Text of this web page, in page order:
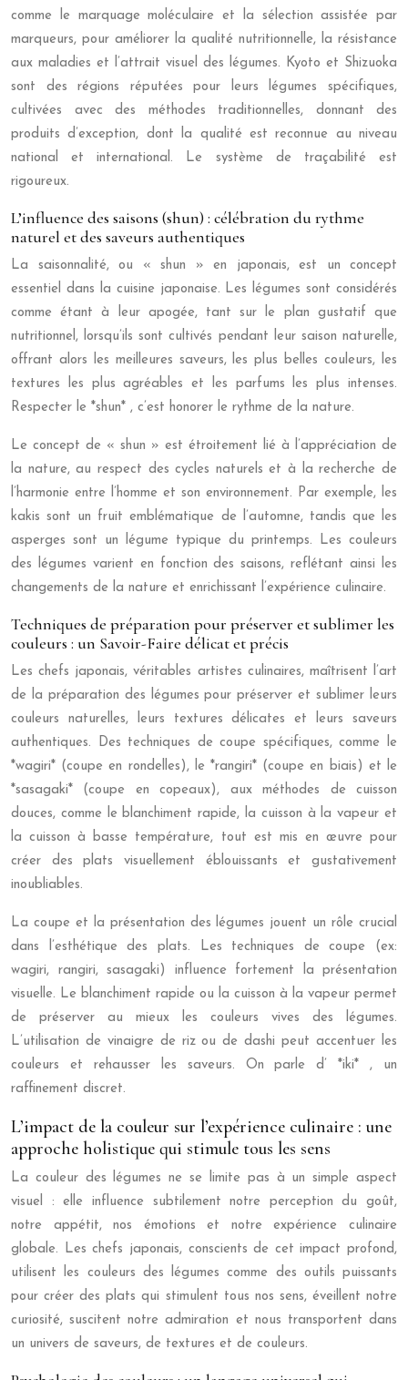
comme le marquage moléculaire et la sélection assistée par
marqueurs, pour améliorer la qualité nutritionnelle, la résistance
aux maladies et l’attrait visuel des légumes. Kyoto et Shizuoka
sont des régions réputées pour leurs légumes spécifiques,
cultivées avec des méthodes traditionnelles, donnant des
produits d’exception, dont la qualité est reconnue au niveau
national et international. Le système de traçabilité est
rigoureux.
L’influence des saisons (shun) : célébration du rythme
naturel et des saveurs authentiques
La saisonnalité, ou « shun » en japonais, est un concept
essentiel dans la cuisine japonaise. Les légumes sont considérés
comme étant à leur apogée, tant sur le plan gustatif que
nutritionnel, lorsqu’ils sont cultivés pendant leur saison naturelle,
offrant alors les meilleures saveurs, les plus belles couleurs, les
textures les plus agréables et les parfums les plus intenses.
Respecter le *shun* , c’est honorer le rythme de la nature.
Le concept de « shun » est étroitement lié à l’appréciation de
la nature, au respect des cycles naturels et à la recherche de
l’harmonie entre l’homme et son environnement. Par exemple, les
kakis sont un fruit emblématique de l’automne, tandis que les
asperges sont un légume typique du printemps. Les couleurs
des légumes varient en fonction des saisons, reflétant ainsi les
changements de la nature et enrichissant l’expérience culinaire.
Techniques de préparation pour préserver et sublimer les
couleurs : un Savoir-Faire délicat et précis
Les chefs japonais, véritables artistes culinaires, maîtrisent l’art
de la préparation des légumes pour préserver et sublimer leurs
couleurs naturelles, leurs textures délicates et leurs saveurs
authentiques. Des techniques de coupe spécifiques, comme le
*wagiri* (coupe en rondelles), le *rangiri* (coupe en biais) et le
*sasagaki* (coupe en copeaux), aux méthodes de cuisson
douces, comme le blanchiment rapide, la cuisson à la vapeur et
la cuisson à basse température, tout est mis en œuvre pour
créer des plats visuellement éblouissants et gustativement
inoubliables.
La coupe et la présentation des légumes jouent un rôle crucial
dans l’esthétique des plats. Les techniques de coupe (ex:
wagiri, rangiri, sasagaki) influence fortement la présentation
visuelle. Le blanchiment rapide ou la cuisson à la vapeur permet
de préserver au mieux les couleurs vives des légumes.
L’utilisation de vinaigre de riz ou de dashi peut accentuer les
couleurs et rehausser les saveurs. On parle d’ *iki* , un
raffinement discret.
L’impact de la couleur sur l’expérience culinaire : une
approche holistique qui stimule tous les sens
La couleur des légumes ne se limite pas à un simple aspect
visuel : elle influence subtilement notre perception du goût,
notre appétit, nos émotions et notre expérience culinaire
globale. Les chefs japonais, conscients de cet impact profond,
utilisent les couleurs des légumes comme des outils puissants
pour créer des plats qui stimulent tous nos sens, éveillent notre
curiosité, suscitent notre admiration et nous transportent dans
un univers de saveurs, de textures et de couleurs.